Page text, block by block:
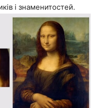
і знаменитостей.